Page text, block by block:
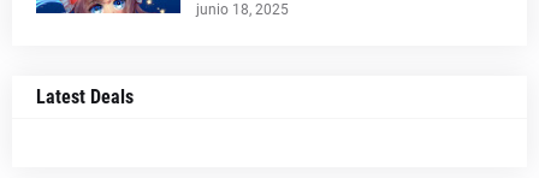
junio 18, 2025
Latest Deals